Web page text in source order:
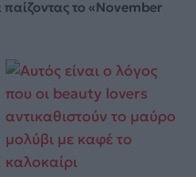
παίζοντας το «November